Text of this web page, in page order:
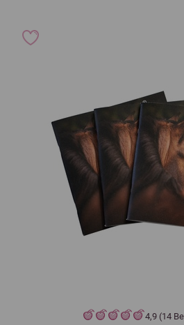
4,9 (14